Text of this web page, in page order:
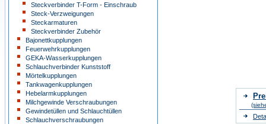
Steckverbinder T-Form - Einschraub
Steck-Verzweigungen
Steckarmaturen
Steckverbinder Zubehör
Bajonettkupplungen
Feuerwehrkupplungen
GEKA-Wasserkupplungen
Schlauchverbinder Kunststoff
Mörtelkupplungen
Tankwagenkupplungen
Hebelarmkupplungen
Milchgewinde Verschraubungen
Gewindetüllen und Schlauchtüllen
Schlauchverschraubungen